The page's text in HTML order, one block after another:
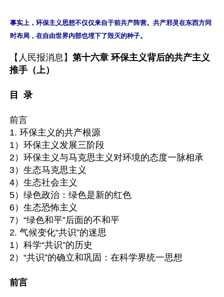
事实上，环保主义思想不仅仅来自于前共产阵营。共产邪灵在东西方同
时布局，在自由世界内部也埋下了毁灭的种子。
【人民报消息】 第十六章 环保主义背后的共产主义
推手（上）
目  录
前言
1. 环保主义的共产根源
1）环保主义发展三阶段
2）环保主义与马克思主义对环境的态度一脉相承
3）生态马克思主义
4）生态社会主义
5）绿色政治：绿色是新的红色
6）生态恐怖主义
7）“绿色和平”后面的不和平
2. 气候变化“共识”的迷思
1）科学“共识”的历史
2）“共识”的确立和巩固：在科学界统一思想
前言